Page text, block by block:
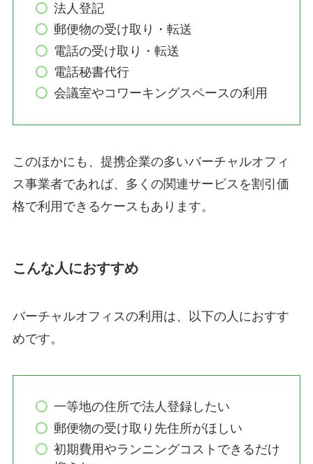
法人登記
郵便物の受け取り・転送
電話の受け取り・転送
電話秘書代行
会議室やコワーキングスペースの利用
このほかにも、提携企業の多いバーチャルオフィ
ス事業者であれば、多くの関連サービスを割引価
格で利用できるケースもあります。
こんな人におすすめ
バーチャルオフィスの利用は、以下の人におすす
めです。
一等地の住所で法人登録したい
郵便物の受け取り先住所がほしい
初期費用やランニングコストできるだけ